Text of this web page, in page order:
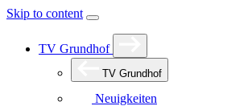
Skip to content
TV Grundhof
TV Grundhof
Neuigkeiten